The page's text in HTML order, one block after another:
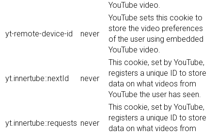
YouTube video.
yt-remote-device-id never
YouTube sets this cookie to
store the video preferences
of the user using embedded
YouTube video.
yt.innertube::nextId never
This cookie, set by YouTube,
registers a unique ID to store
data on what videos from
YouTube the user has seen.
yt.innertube::requests never
This cookie, set by YouTube,
registers a unique ID to store
data on what videos from